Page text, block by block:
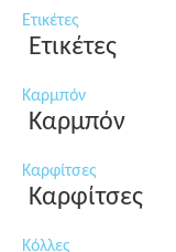
Ετικέτες
Ετικέτες
Καρμπόν
Καρμπόν
Καρφίτσες
Καρφίτσες
Κόλλες